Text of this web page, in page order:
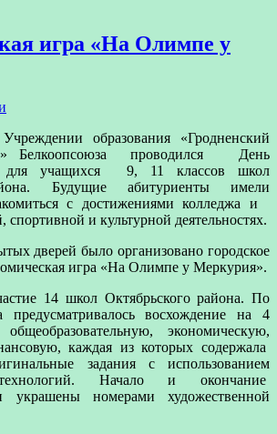
игра «На Олимпе у
образования «Гродненский
Белкоопсоюза проводился День
для учащихся 9, 11 классов школ
Будущие абитуриенты имели
с достижениями колледжа и
спортивной и культурной деятельностях.
дверей было организовано городское
игра «На Олимпе у Меркурия».
14 школ Октябрьского района. По
предусматривалось восхождение на 4
экономическую,
каждая из которых содержала
задания с использованием
Начало и окончание
украшены номерами художественной